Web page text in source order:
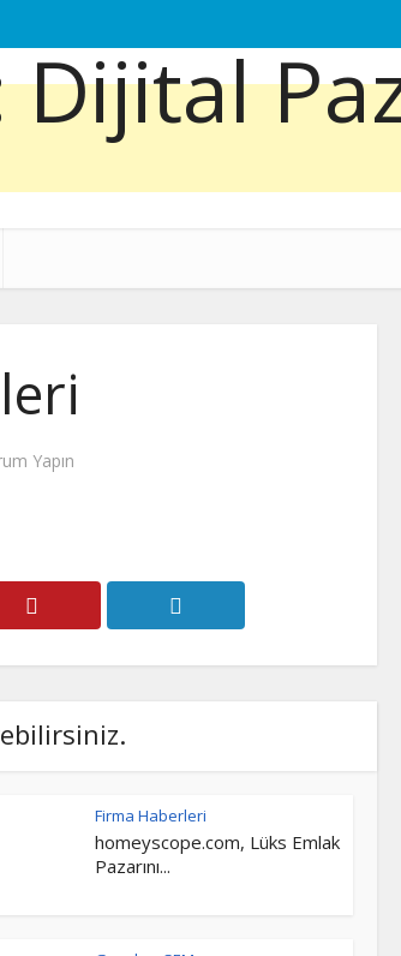
Yapın
Firma Haberleri
homeyscope.com, Lüks Emlak
Pazarını...